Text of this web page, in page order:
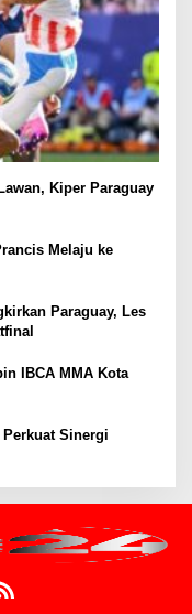
Kiper Paraguay
Melaju ke
Paraguay, Les
IBCA MMA Kota
Sinergi